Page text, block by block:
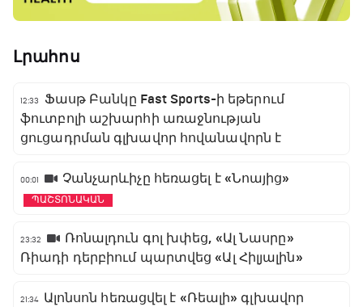
Լրահոս
12:33
Ֆասթ Բանկը Fast Sports-ի եթերում
ֆուտբոլի աշխարհի առաջնության
ցուցադրման գլխավոր հովանավորն է
00:01 Չանչարևիչը հեռացել է «Նոայից»
ՊԱՇՏՈՆԱԿԱՆ
23:32
Ռոնալդուն գոլ խփեց, «Ալ Նասրը»
Ռիադի դերբիում պարտվեց «Ալ Հիլյալին»
21:34 Ալոնսոն հեռացվել է «Ռեալի» գլխավոր